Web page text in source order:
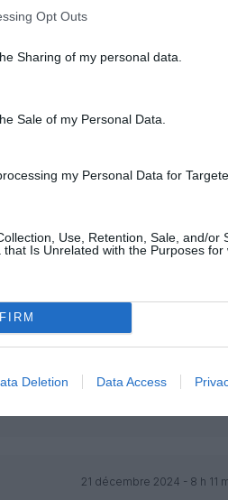
Opt Outs
Sharing of my personal data.
Sale of my Personal Data.
my Personal Data for
Use, Retention, Sale, and/or
Is Unrelated with the Purposes for
Deletion Data Access
21 décembre 2024 - 7 h 45
en priorisant ses
Après le 747,
amiral!
21 décembre 2024 - 8 h 11